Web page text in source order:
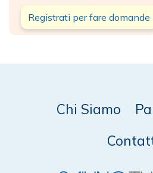
Registrati per fare domande
Chi Siamo